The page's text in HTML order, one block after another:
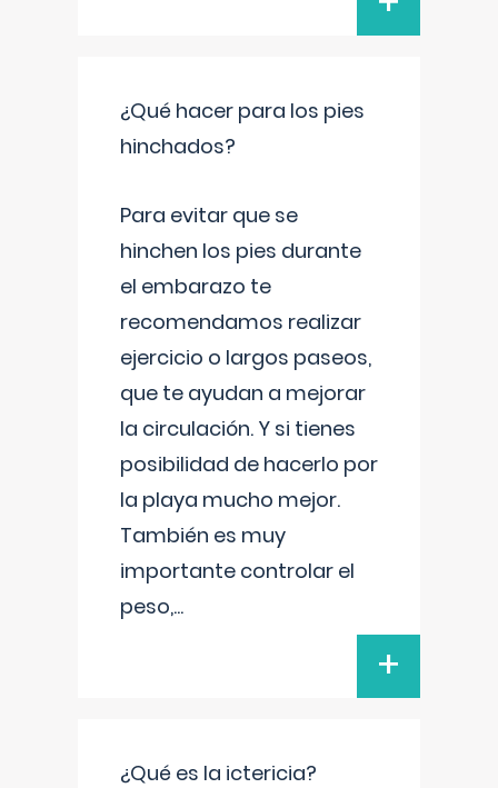
¿Qué hacer para los pies
hinchados?
Para evitar que se
hinchen los pies durante
el embarazo te
recomendamos realizar
ejercicio o largos paseos,
que te ayudan a mejorar
la circulación. Y si tienes
posibilidad de hacerlo por
la playa mucho mejor.
También es muy
importante controlar el
peso,...
+
¿Qué es la ictericia?